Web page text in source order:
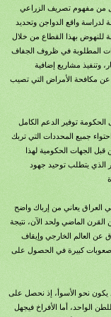
من مفهوم تصريف الزراعي
لدراسة واقع الدواجن وتحديد
للنهوض بهذا القطاع من خلال
المطلوبة في ظروف الجفاف
وتنفيذ مشاريع إضافية
مكافحة الأمراض التي تصيب
توفير الدعم الكامل
جميع المحددات التي تربك
قبل الجهات الحكومية لهذا
الذي يتطلب توحيد جهود
العراق يعاني من إرباك واضح
الماضي ولحد الآن، نتيجة
عن العالم الخارجي وإيقاف
صعوبات كبيرة في الحصول على
يكون نحو الأسوأ، إذ نحصل على
مرتفعة تتجاوز الـ(850) ألف دينار للطن الواحد، أما الأفراخ فيجهل